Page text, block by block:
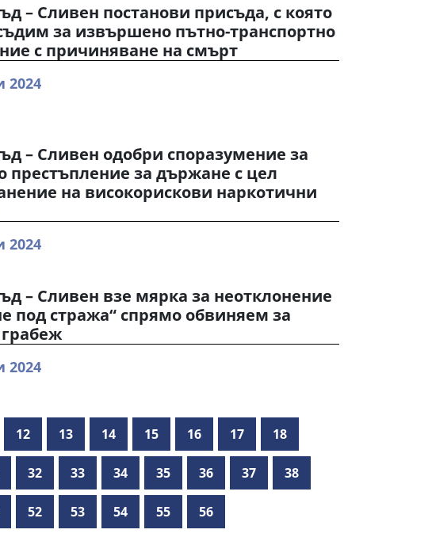
– Сливен постанови присъда, с която
за извършено пътно-транспортно
с причиняване на смърт
2024
– Сливен одобри споразумение за
престъпление за държане с цел
на високорискови наркотични
2024
– Сливен взе мярка за неотклонение
под стража“ спрямо обвиняем за
2024
12 13 14 15 16 17 18
32 33 34 35 36 37 38
52 53 54 55 56